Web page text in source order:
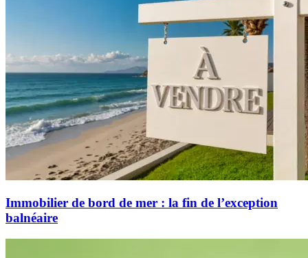
Immobilier de bord de mer : la fin de l’exception
balnéaire